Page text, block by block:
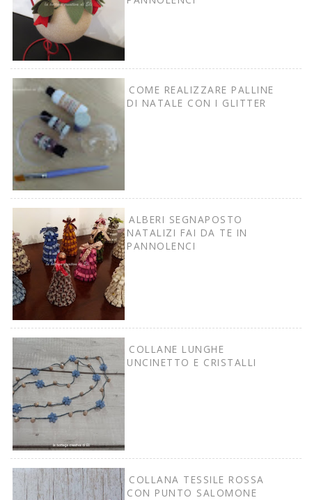
COME REALIZZARE PALLINE
DI NATALE CON I GLITTER
ALBERI SEGNAPOSTO
NATALIZI FAI DA TE IN
PANNOLENCI
COLLANE LUNGHE
UNCINETTO E CRISTALLI
COLLANA TESSILE ROSSA
CON PUNTO SALOMONE